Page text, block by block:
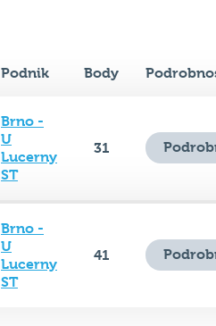
Podnik Body
Brno -
U
Lucerny
ST
31
Brno -
U
Lucerny
ST
41